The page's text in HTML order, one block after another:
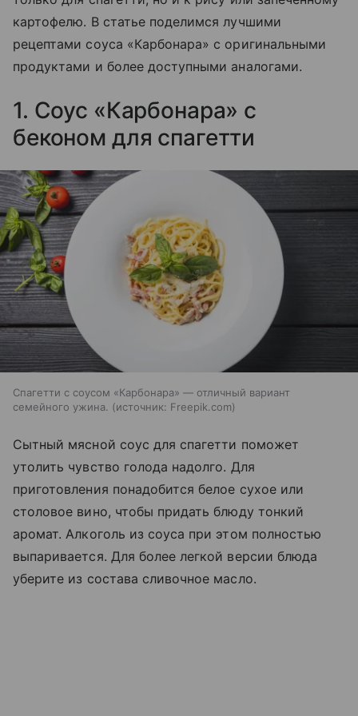
картофелю. В статье поделимся лучшими
рецептами соуса «Карбонара» с оригинальными
продуктами и более доступными аналогами.
1. Соус «Карбонара» с
беконом для спагетти
Спагетти с соусом «Карбонара» — отличный вариант
семейного ужина.
источник: Freepik.com
Сытный мясной соус для спагетти поможет
утолить чувство голода надолго. Для
приготовления понадобится белое сухое или
столовое вино, чтобы придать блюду тонкий
аромат. Алкоголь из соуса при этом полностью
выпаривается. Для более легкой версии блюда
уберите из состава сливочное масло.